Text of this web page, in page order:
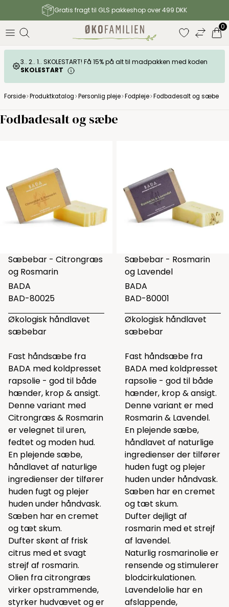
Gratis fragt til GLS pakkeshop over 499 DKK
0
3.. 2.. 1.. SKOLESTART! Få 15% på alt til madpakken med koden
SKOLESTART
Forside Produktkatalog Personlig pleje Fodpleje Fodbadesalt og sæbe
Fodbadesalt og sæbe
Sæbebar - Citrongræs
og Rosmarin
BADA
BAD-80025
Økologisk håndlavet
sæbebar
Fast håndsæbe fra
BADA med koldpresset
rapsolie - god til både
hænder, krop & ansigt.
Denne variant med
Citrongræs & Rosmarin
er velegnet til uren,
fedtet og moden hud.
En plejende sæbe,
håndlavet af naturlige
ingredienser der tilfører
huden fugt og plejer
huden under håndvask.
Sæben har en cremet
og tæt skum.
Dufter skønt af frisk
citrus med et svagt
strejf af rosmarin.
Olien fra citrongræs
virker opstrammende,
styrker hudvævet og er
Sæbebar - Rosmarin
og Lavendel
BADA
BAD-80001
Økologisk håndlavet
sæbebar
Fast håndsæbe fra
BADA med koldpresset
rapsolie - god til både
hænder, krop & ansigt.
Denne variant er med
Rosmarin & Lavendel.
En plejende sæbe,
håndlavet af naturlige
ingredienser der tilfører
huden fugt og plejer
huden under håndvask.
Sæben har en cremet
og tæt skum.
Dufter dejligt af
rosmarin med et strejf
af lavendel.
Naturlig rosmarinolie er
rensende og stimulerer
blodcirkulationen.
Lavendelolie har en
afslappende,